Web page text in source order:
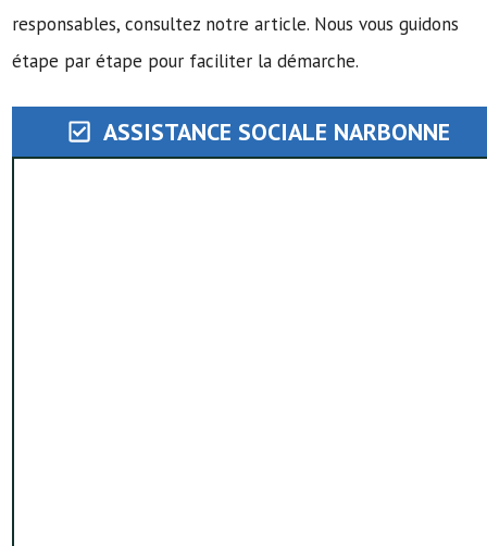
responsables, consultez notre article. Nous vous guidons
étape par étape pour faciliter la démarche.
ASSISTANCE SOCIALE NARBONNE